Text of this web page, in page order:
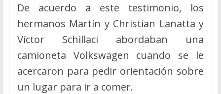
De acuerdo a este testimonio, los
hermanos Martín y Christian Lanatta y
Víctor Schillaci abordaban una
camioneta Volkswagen cuando se le
acercaron para pedir orientación sobre
un lugar para ir a comer.